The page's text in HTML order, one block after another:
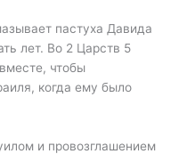
пастуха Давида
лет. Во 2 Царств 5
чтобы
когда ему было
и провозглашением